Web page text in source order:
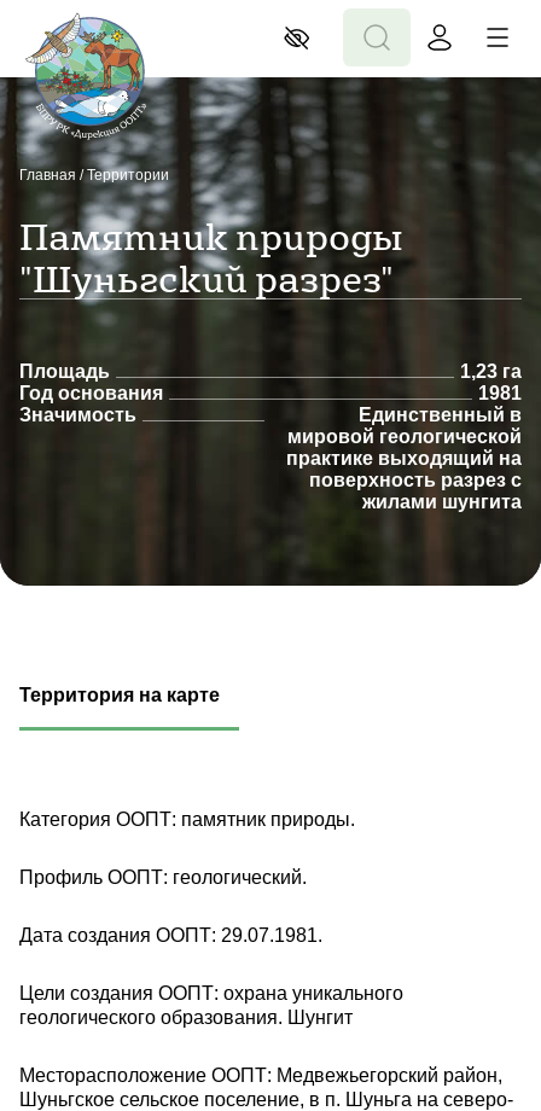
Главная /Территории
Памятник природы
"Шуньгский разрез"
Площадь
1,23 га
Год основания
1981
Значимость
Единственный в
мировой геологической
практике выходящий на
поверхность разрез с
жилами шунгита
Территория на карте
Категория ООПТ: памятник природы.
Профиль ООПТ: геологический.
Дата создания ООПТ: 29.07.1981.
Цели создания ООПТ: охрана уникального
геологического образования. Шунгит
Месторасположение ООПТ: Медвежьегорский район,
Шуньгское сельское поселение, в п. Шуньга на северо-